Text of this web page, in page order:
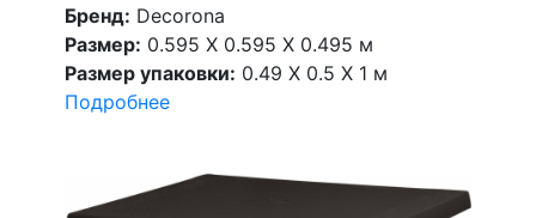
Бренд: Decorona
Размер: 0.595 X 0.595 X 0.495 м
Размер упаковки: 0.49 X 0.5 X 1 м
Подробнее